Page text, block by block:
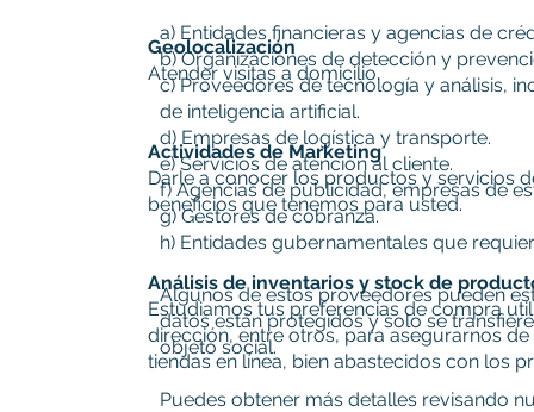
Geolocalización
Atender visitas a domicilio.
Actividades de Marketing
Darle a conocer los productos y servicios
beneficios que tenemos para usted.
Análisis de inventarios y stock de
Estudiamos tus preferencias de compra
dirección, entre otros, para asegurarnos
tiendas en línea, bien abastecidos con los
a) Entidades financieras y agencias de
b) Organizaciones de detección y
c) Proveedores de tecnología y análisis,
de inteligencia artificial.
d) Empresas de logística y transporte.
e) Servicios de atención al cliente.
f) Agencias de publicidad, empresas de
g) Gestores de cobranza.
h) Entidades gubernamentales que
Algunos de estos proveedores pueden
datos están protegidos y solo se
objeto social.
Puedes obtener más detalles revisando